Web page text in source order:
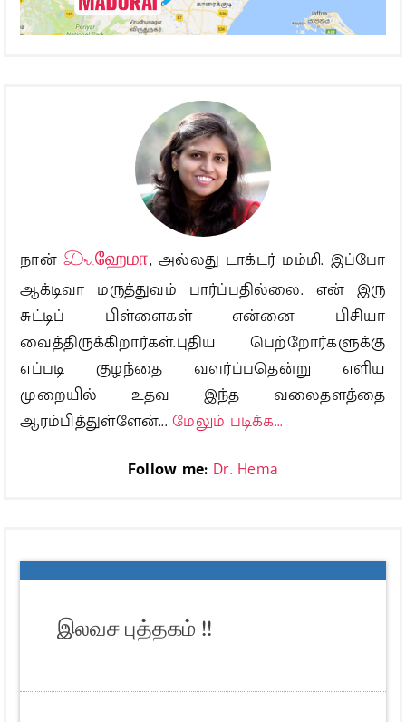
நான்Dr.ஹேமா, அல்லது டாக்டர் மம்மி. இப்போ
ஆக்டிவா மருத்துவம் பார்ப்பதில்லை. என் இரு
சுட்டிப் பிள்ளைகள் என்னை பிசியா
வைத்திருக்கிறார்கள்.புதிய பெற்றோர்களுக்கு
எப்படி குழந்தை வளர்ப்பதென்று எளிய
முறையில் உதவ இந்த வலைதளத்தை
ஆரம்பித்துள்ளேன்...மேலும் படிக்க...
Follow me: Dr. Hema
இலவச புத்தகம் !!